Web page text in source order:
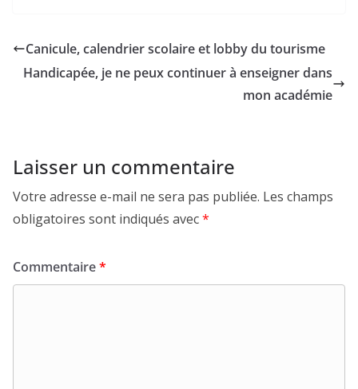
Canicule, calendrier scolaire et lobby du tourisme
Handicapée, je ne peux continuer à enseigner dans
mon académie
Laisser un commentaire
Votre adresse e-mail ne sera pas publiée. Les champs
obligatoires sont indiqués avec*
Commentaire*